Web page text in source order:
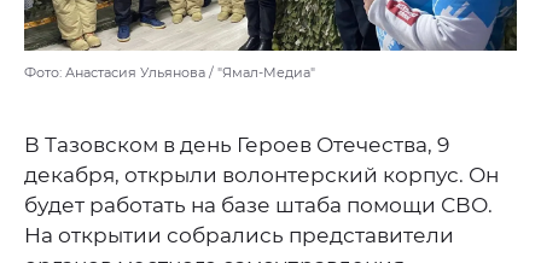
Фото: Анастасия Ульянова / "Ямал-Медиа"
В Тазовском в день Героев Отечества, 9
декабря, открыли волонтерский корпус. Он
будет работать на базе штаба помощи СВО.
На открытии собрались представители